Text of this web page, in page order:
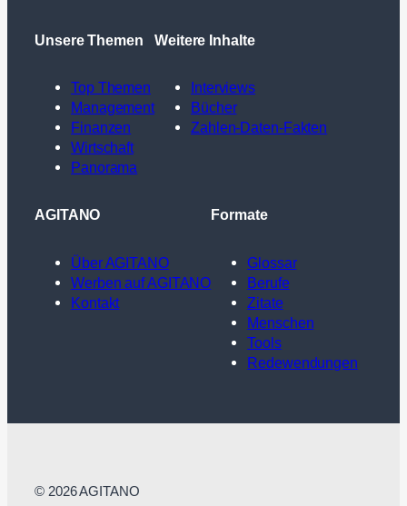
Unsere Themen
Top Themen
Management
Finanzen
Wirtschaft
Panorama
Weitere Inhalte
Interviews
Bücher
Zahlen-Daten-Fakten
AGITANO
Über AGITANO
Werben auf AGITANO
Kontakt
Formate
Glossar
Berufe
Zitate
Menschen
Tools
Redewendungen
© 2026 AGITANO